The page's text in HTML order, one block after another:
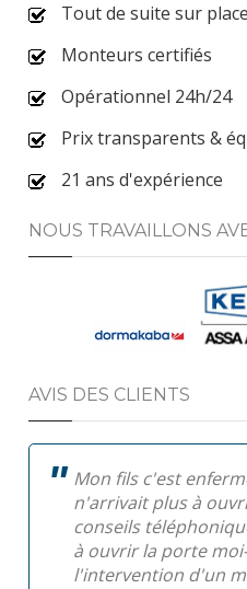
Tout de suite sur place
Monteurs certifiés
Opérationnel 24h/24
Prix transparents &
21 ans d'expérience
NOUS TRAVAILLONS
AVIS DES CLIENTS
Mon fils c'est
n'arrivait plus à
conseils
à ouvrir la porte
l'intervention d'un